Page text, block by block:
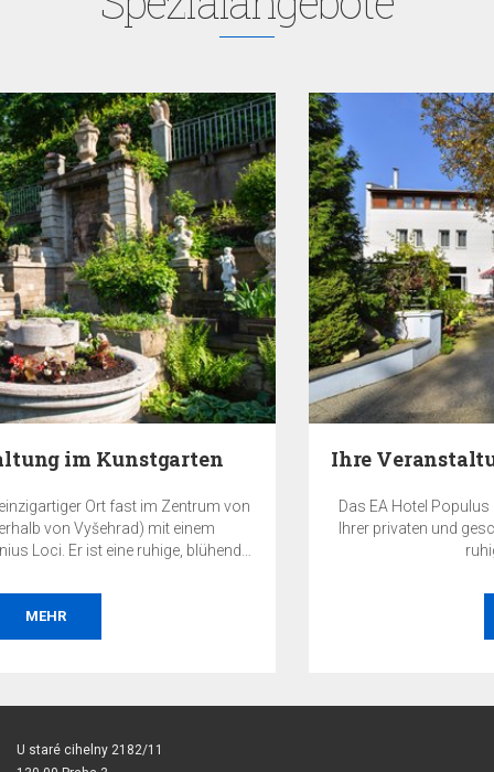
Ihre Veranstaltung im EA Hotel Populus in Prag
Das EA Hotel Populus ist ein idealer Ort für die Ausrichtung
Ihrer privaten und geschäftlichen Veranstaltungen in einem
ruhigen Teil von Prag.
U staré cihelny 2182/11